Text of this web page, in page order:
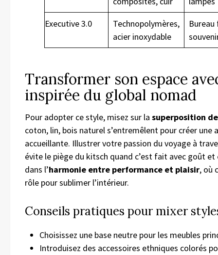
Executive 3.0
Technopolymères,
acier inoxydable
Transformer son espace
inspirée du global nomad
Pour adopter ce style, misez sur la superposition
coton, lin, bois naturel s’entremêlent pour créer une
accueillante. Illustrer votre passion du voyage à
évite le piège du kitsch quand c’est fait avec goût et
dans l’harmonie entre performance et plaisir, où
rôle pour sublimer l’intérieur.
Conseils pratiques pour mixer
Choisissez une base neutre pour les meubles
Introduisez des accessoires ethniques colorés